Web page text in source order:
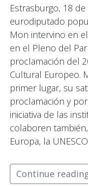
Estrasburgo, 18
eurodiputado
Mon intervino en
en el Pleno del
proclamación del
Cultural Europeo.
primer lugar, su
proclamación y
iniciativa de las
colaboren
Europa, la
Continue